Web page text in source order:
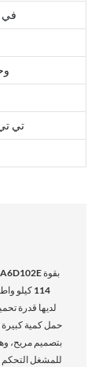
في
/ تي تي،
حمل كمية كبيرة
للمشغل التحكم